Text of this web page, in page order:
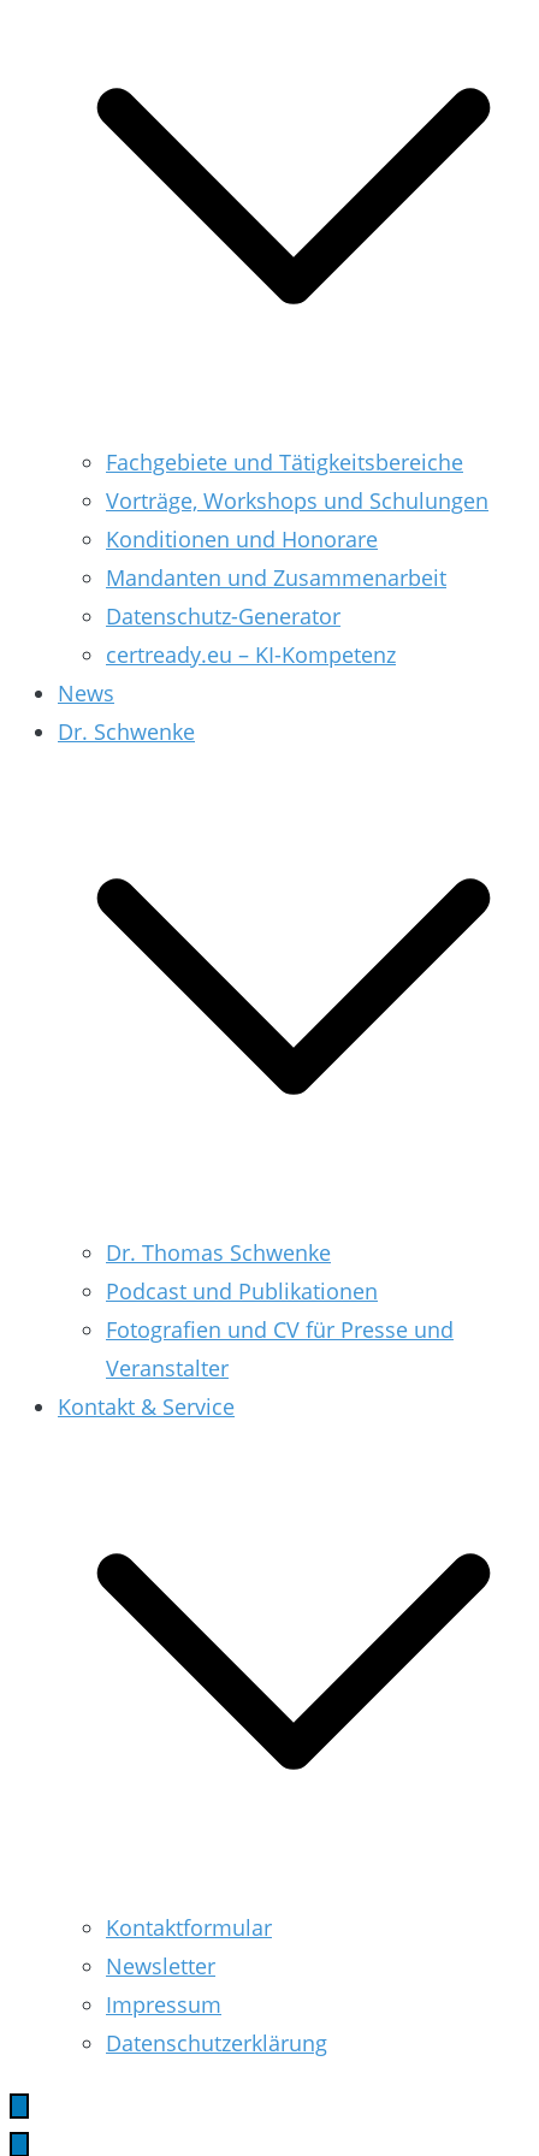
Fachgebiete und Tätigkeitsbereiche
Vorträge, Workshops und Schulungen
Konditionen und Honorare
Mandanten und Zusammenarbeit
Datenschutz-Generator
certready.eu – KI-Kompetenz
News
Dr. Schwenke
Dr. Thomas Schwenke
Podcast und Publikationen
Fotografien und CV für Presse und
Veranstalter
Kontakt & Service
Kontaktformular
Newsletter
Impressum
Datenschutzerklärung